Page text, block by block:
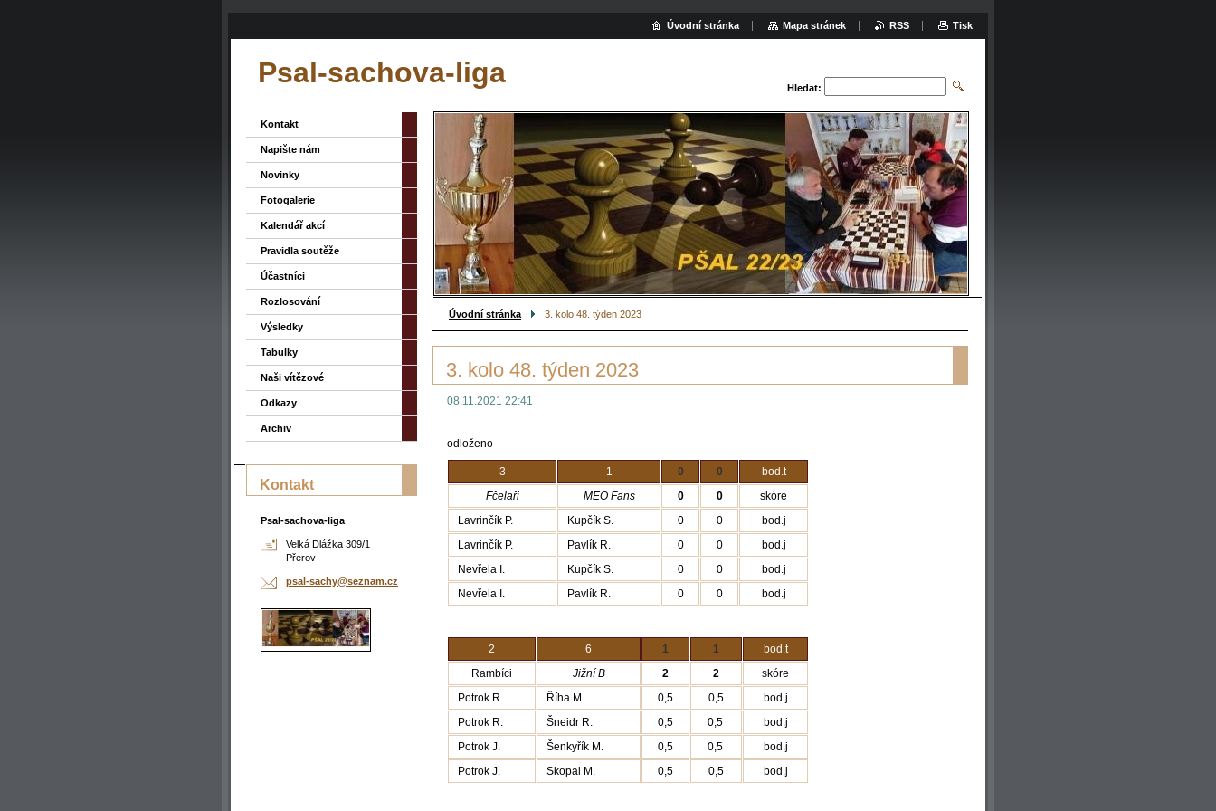
Psal-sachova-liga Hledat:
Úvodní stránka 3. kolo 48. týden 2023
3. kolo 48. týden 2023
08.11.2021 22:41
odloženo
3 1 0 0 bod.t
Fčelaři MEO Fans 0 0
skóre
Lavrinčík P.
Kupčík S. 0 0
bod.j
Lavrinčík P.
Pavlík R. 0 0
bod.j
Nevřela I.
Kupčík S. 0 0
bod.j
Nevřela I.
Pavlík R. 0 0 bod.j
2 6 1 1
bod.t
Rambíci
Jižní B 2 2
skóre
Potrok R.
Říha M. 0,5 0,5
bod.j
Potrok R.
Šneidr R 0,5 0,5
bod.j
Potrok J.
Šenkyřík M. 0,5 0,5
bod.j
Potrok J.
Skopal M. 0,5 0,5 bod.j
Kontakt
Napište nám
Novinky
Fotogalerie
Kalendář akcí
Pravidla soutěže
Účastníci
Rozlosování
Výsledky
Tabulky
Naši vítězové
Odkazy
Archiv
Kontakt
Psal-sachova-liga
Velká Dlážka 309/1
Přerov
psal-sachy@seznam.cz
Úvodní stránka Mapa stránek RSS Tisk